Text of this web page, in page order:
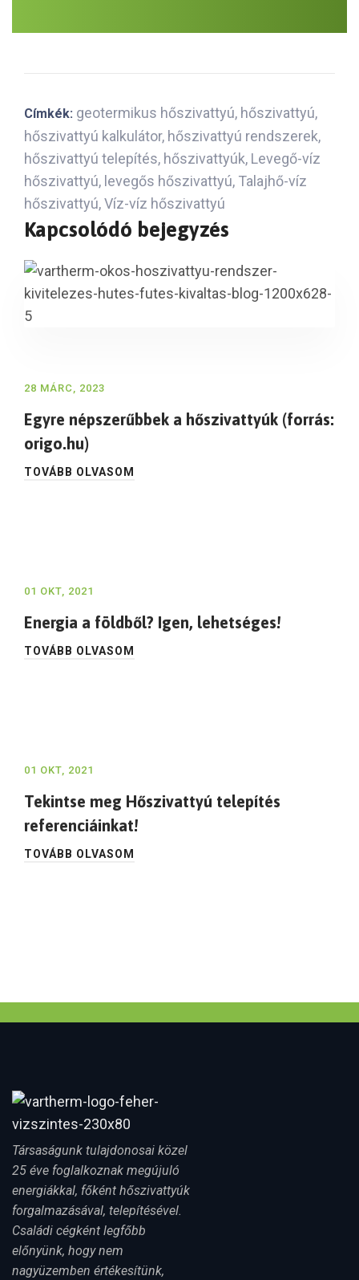
Címkék: geotermikus hőszivattyú, hőszivattyú,
hőszivattyú kalkulátor, hőszivattyú rendszerek,
hőszivattyú telepítés, hőszivattyúk, Levegő-víz
hőszivattyú, levegős hőszivattyú, Talajhő-víz
hőszivattyú,Víz-víz hőszivattyú
Kapcsolódó bejegyzés
28 MÁRC, 2023
Egyre népszerűbbek a hőszivattyúk (forrás:
origo.hu)
TOVÁBB OLVASOM
01 OKT, 2021
Energia a földből? Igen, lehetséges!
TOVÁBB OLVASOM
01 OKT, 2021
Tekintse meg Hőszivattyú telepítés
referenciáinkat!
TOVÁBB OLVASOM
Társaságunk tulajdonosai közel
25 éve foglalkoznak megújuló
energiákkal, főként hőszivattyúk
forgalmazásával, telepítésével.
Családi cégként legfőbb
előnyünk, hogy nem
nagyüzemben értékesítünk,